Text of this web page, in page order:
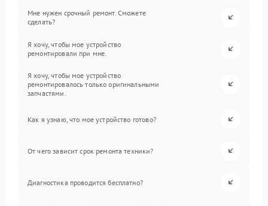
Мне нужен срочный ремонт. Сможете
сделать?
Я хочу, чтобы мое устройство
ремонтировали при мне.
Я хочу, чтобы мое устройство
ремонтировалось только оригинальными
запчастями.
Как я узнаю, что мое устройство готово?
От чего зависит срок ремонта техники?
Диагностика проводится бесплатно?